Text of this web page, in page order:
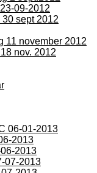
09-2012
sept 2012
11 november 2012
nov. 2012
06-01-2013
2013
2013
07-2013